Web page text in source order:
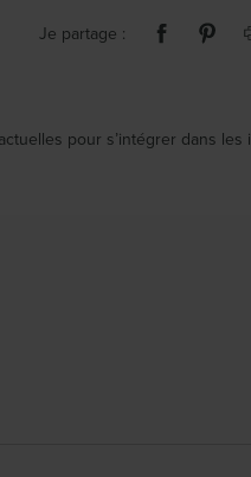
Je partage :
pour s’intégrer dans